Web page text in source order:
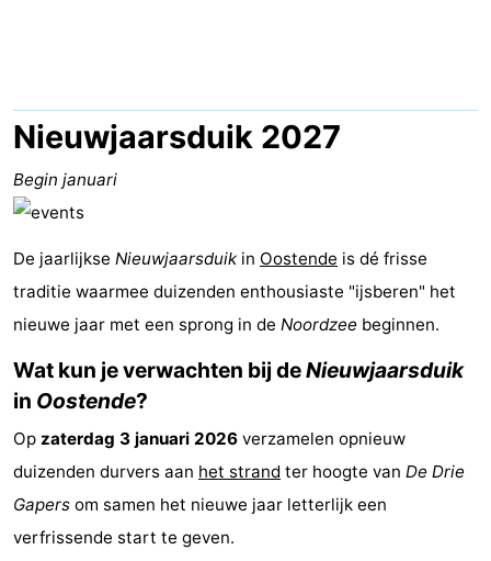
Village
Hippodroom
Last
minutes
Strand
Zien
doen
Bezienswaardigheden
-
Musea
-
Kerken
-
Uitkijkpunten
Attracties
Nieuwjaarsduik 2027
Begin januari
De jaarlijkse Nieuwjaarsduik in Oostende is dé frisse
traditie waarmee duizenden enthousiaste "ijsberen" het
nieuwe jaar met een sprong in de Noordzee beginnen.
Wat kun je verwachten bij deNieuwjaarsduik
in Oostende?
Op zaterdag 3 januari 2026 verzamelen opnieuw
duizenden durvers aan het strand ter hoogte van De Drie
Gapers om samen het nieuwe jaar letterlijk een
verfrissende start te geven.